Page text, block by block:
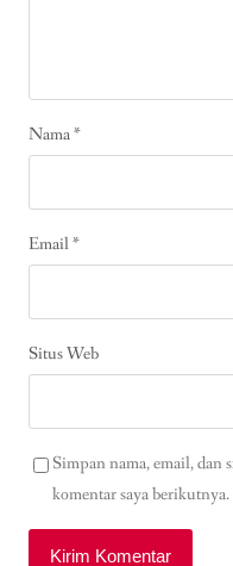
Nama*
Email*
Situs Web
Simpan nama, email, dan
komentar saya berikutnya.